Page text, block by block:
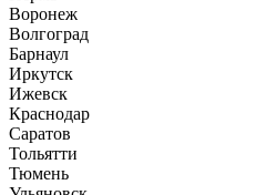
Воронеж
Волгоград
Барнаул
Иркутск
Ижевск
Краснодар
Саратов
Тольятти
Тюмень